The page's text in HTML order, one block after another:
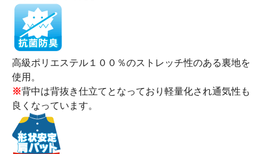
高級ポリエステル１００％のストレッチ性のある裏地を
使用。
※背中は背抜き仕立てとなっており軽量化され通気性も
良くなっています。